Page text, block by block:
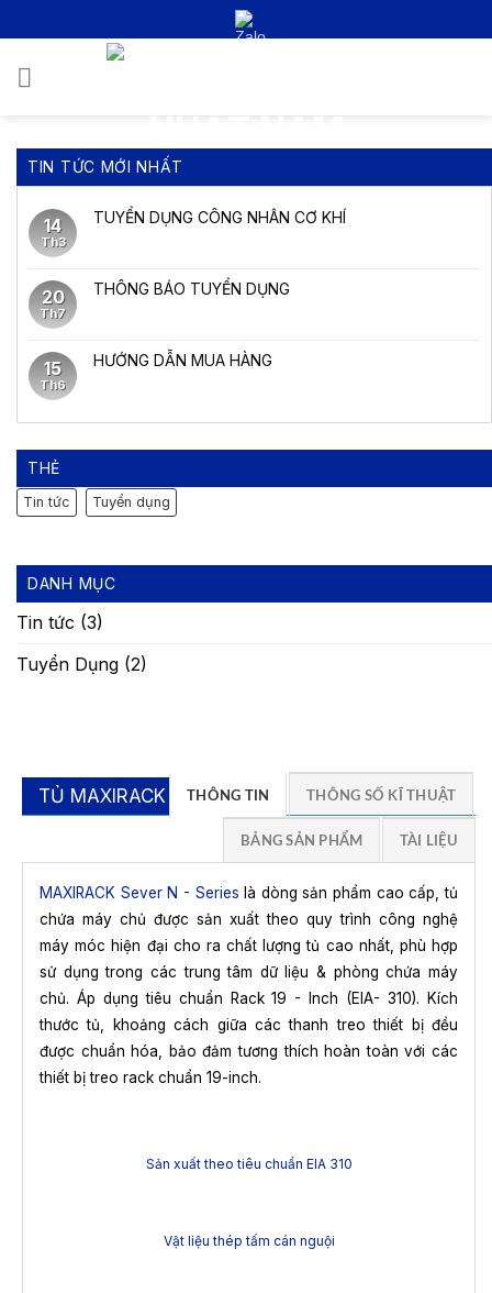
qua
nội
dung
TIN TỨC MỚI NHẤT
14
Th3
TUYỂN DỤNG CÔNG NHÂN CƠ KHÍ
20
Th7
THÔNG BÁO TUYỂN DỤNG
15
Th6
HƯỚNG DẪN MUA HÀNG
THẺ
Tin tức Tuyển dụng
DANH MỤC
Tin tức (3)
Tuyển Dụng (2)
TỦ MAXIRACK N THÔNG TIN THÔNG SỐ KĨ THUẬT
BẢNG SẢN PHẨM TÀI LIỆU
MAXIRACK Sever N - Series là dòng sản phẩm cao cấp, tủ
chứa máy chủ được sản xuất theo quy trình công nghệ
máy móc hiện đại cho ra chất lượng tủ cao nhất, phù hợp
sử dụng trong các trung tâm dữ liệu & phòng chứa máy
chủ. Áp dụng tiêu chuẩn Rack 19 - Inch (EIA- 310). Kích
thước tủ, khoảng cách giữa các thanh treo thiết bị đều
được chuẩn hóa, bảo đảm tương thích hoàn toàn với các
thiết bị treo rack chuẩn 19-inch.
Sản xuất theo tiêu chuẩn EIA 310
Vật liệu thép tấm cán nguội